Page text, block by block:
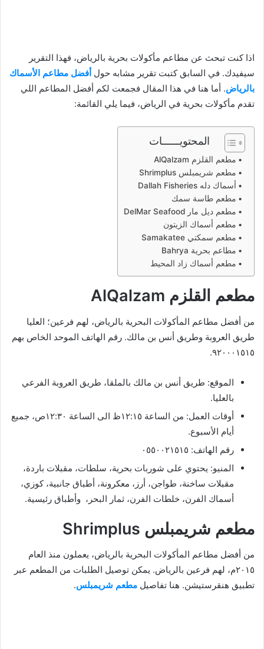
اذا كنت تبحث عن مطاعم مأكولات بحرية بالرياض، فهذا التقرير
سيفيدك. في السابق كتبت تقرير مشابه حول أفضل مطاعم الأسماك
بالرياض. أما هنا في هذا المقال فجمعت لكم أفضل المطاعم اللي
تقدم مأكولات بحرية في الرياض، فيما يلي القائمة:
المحتويــــــات
مطعم القلزم AlQalzam
مطعم شريمبلس Shrimplus
أسماك دله Dallah Fisheries
مطعم طاسة سمك
مطعم ديل مار DelMar Seafood
مطعم أسماك الزيتون
مطعم سمكتي Samakatee
مطاعم بحرية Bahrya
مطعم أسماك زاد المحيط
مطعم القلزم AlQalzam
من أفضل مطاعم المأكولات البحرية بالرياض، لهم فرعين؛ العليا
طريق العروبة وطريق أنس بن مالك. رقم الهاتف الموحد الخاص بهم
٩٢٠٠٠١٥١٥.
الموقع: طريق أنس بن مالك بالملقا، طريق العروبة الفرعي
بالعليا.
أوقات العمل: من الساعة ١٢:١٥ظ الى الساعة ١٢:٣٠ص، جميع
أيام الأسبوع.
رقم الهاتف: ٠٥٥٠٠٢١٥١٥
المنيو: يحتوي على شوربات بحرية، سلطات، مقبلات باردة،
مقبلات ساخنة، طواجن، أرز، معكرونة، أطباق جانبية، كوزي،
أسماك الفرن، خلطات الفرن، ثمار البحر، وأطباق رئيسية.
مطعم شريمبلس Shrimplus
من أفضل مطاعم المأكولات البحرية بالرياض، يعملون منذ العام
٢٠١٥م، لهم فرعين بالرياض. يمكن توصيل الطلبات من المطعم عبر
تطبيق هنقرستيشن. هنا تفاصيل مطعم شريمبلس.